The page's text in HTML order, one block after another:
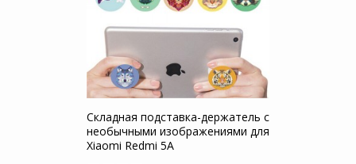
Складная подставка-держатель с
необычными изображениями для
Xiaomi Redmi 5A